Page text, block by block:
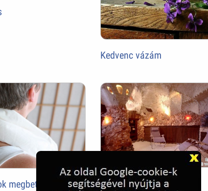
Kedvenc vázám
megbetegedéskor
Sóbarlang